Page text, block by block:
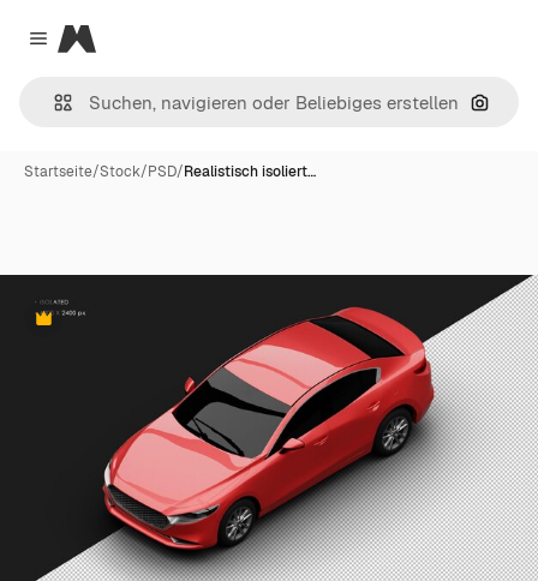
Close menu
Magnific
Nach
Startseite/Stock/PSD/Realistisch isoliert…
Premium